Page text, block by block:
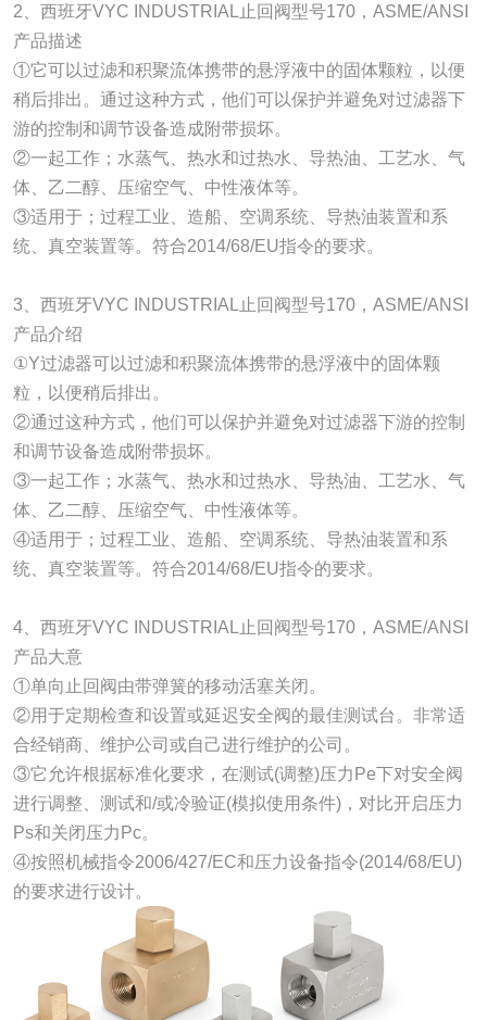
2、西班牙VYC INDUSTRIAL止回阀型号170，ASME/ANSI
产品描述
①它可以过滤和积聚流体携带的悬浮液中的固体颗粒，以便
稍后排出。通过这种方式，他们可以保护并避免对过滤器下
游的控制和调节设备造成附带损坏。
②一起工作；水蒸气、热水和过热水、导热油、工艺水、气
体、乙二醇、压缩空气、中性液体等。
③适用于；过程工业、造船、空调系统、导热油装置和系
统、真空装置等。符合2014/68/EU指令的要求。
3、西班牙VYC INDUSTRIAL止回阀型号170，ASME/ANSI
产品介绍
①Y过滤器可以过滤和积聚流体携带的悬浮液中的固体颗
粒，以便稍后排出。
②通过这种方式，他们可以保护并避免对过滤器下游的控制
和调节设备造成附带损坏。
③一起工作；水蒸气、热水和过热水、导热油、工艺水、气
体、乙二醇、压缩空气、中性液体等。
④适用于；过程工业、造船、空调系统、导热油装置和系
统、真空装置等。符合2014/68/EU指令的要求。
4、西班牙VYC INDUSTRIAL止回阀型号170，ASME/ANSI
产品大意
①单向止回阀由带弹簧的移动活塞关闭。
②用于定期检查和设置或延迟安全阀的最佳测试台。非常适
合经销商、维护公司或自己进行维护的公司。
③它允许根据标准化要求，在测试(调整)压力Pe下对安全阀
进行调整、测试和/或冷验证(模拟使用条件)，对比开启压力
Ps和关闭压力Pc。
④按照机械指令2006/427/EC和压力设备指令(2014/68/EU)
的要求进行设计。